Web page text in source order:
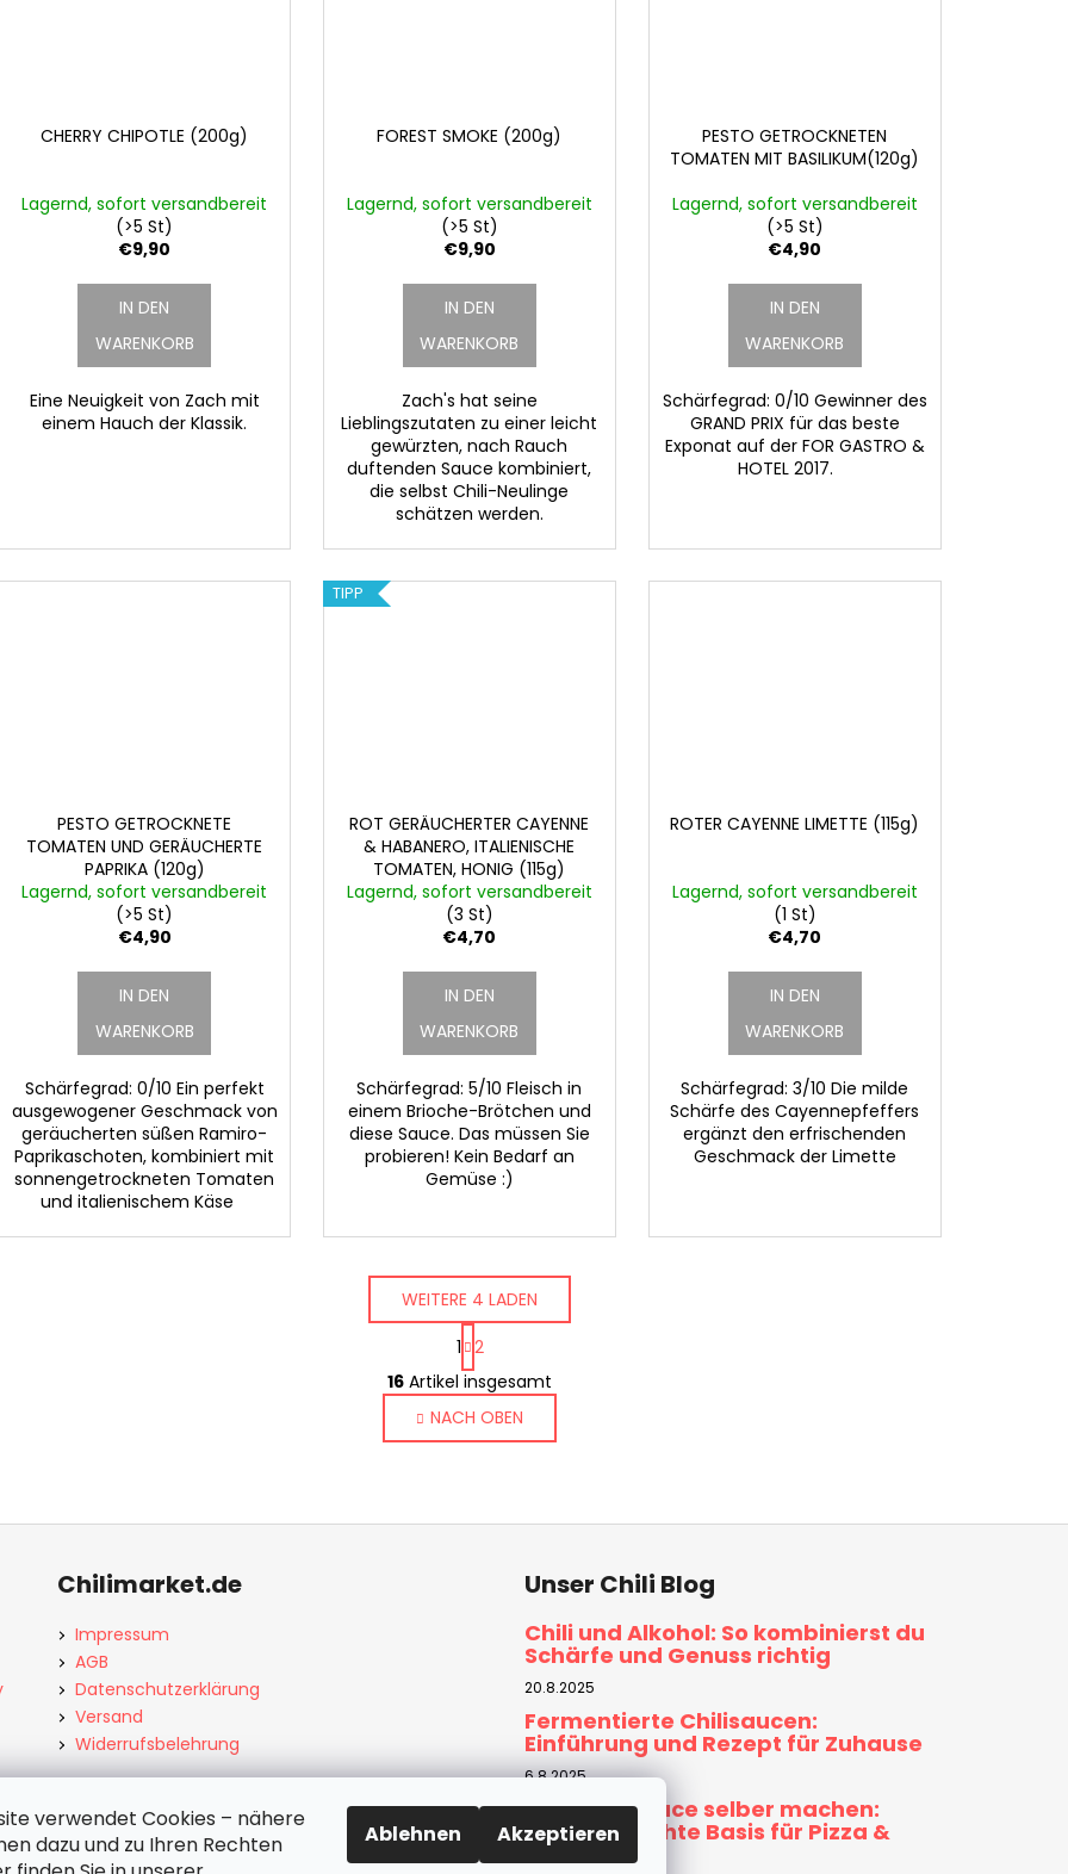
verwendet Cookies – nähere
dazu und zu Ihren Rechten
Ablehnen Akzeptieren
CHERRY CHIPOTLE (200g)
Lagernd, sofort versandbereit
(>5 St)
€9,90
IN DEN
WARENKORB
Eine Neuigkeit von Zach mit
einem Hauch der Klassik.
FOREST SMOKE (200g)
Lagernd, sofort versandbereit
(>5 St)
€9,90
IN DEN
WARENKORB
Zach's hat seine
Lieblingszutaten zu einer leicht
gewürzten, nach Rauch
duftenden Sauce kombiniert,
die selbst Chili-Neulinge
schätzen werden.
PESTO GETROCKNETEN
TOMATEN MIT BASILIKUM(120g)
Lagernd, sofort versandbereit
(>5 St)
€4,90
IN DEN
WARENKORB
Schärfegrad: 0/10 Gewinner des
GRAND PRIX für das beste
Exponat auf der FOR GASTRO &
HOTEL 2017.
PESTO GETROCKNETE
TOMATEN UND GERÄUCHERTE
PAPRIKA (120g)
Lagernd, sofort versandbereit
(>5 St)
€4,90
IN DEN
WARENKORB
Schärfegrad: 0/10 Ein perfekt
ausgewogener Geschmack von
geräucherten süßen Ramiro-
Paprikaschoten, kombiniert mit
sonnengetrockneten Tomaten
und italienischem Käse
TIPP
ROT GERÄUCHERTER CAYENNE
& HABANERO, ITALIENISCHE
TOMATEN, HONIG (115g)
Lagernd, sofort versandbereit
(3 St)
€4,70
IN DEN
WARENKORB
Schärfegrad: 5/10 Fleisch in
einem Brioche-Brötchen und
diese Sauce. Das müssen Sie
probieren! Kein Bedarf an
Gemüse :)
ROTER CAYENNE LIMETTE (115g)
Lagernd, sofort versandbereit
(1 St)
€4,70
IN DEN
WARENKORB
Schärfegrad: 3/10 Die milde
Schärfe des Cayennepfeffers
ergänzt den erfrischenden
Geschmack der Limette
S
t
e
u
e
e
L
WEITERE 4 LADEN
P
a
g
i
n
i
1 2
16 Artikel insgesamt
NACH OBEN
Chilimarket.de
Impressum
AGB
Datenschutzerklärung
Versand
Widerrufsbelehrung
Unser Chili Blog
Chili und Alkohol: So kombinierst du
Schärfe und Genuss richtig
20.8.2025
Fermentierte Chilisaucen:
Einführung und Rezept für Zuhause
6.8.2025
Tomatensauce selber machen:
Hausgemachte Basis für Pizza &
Pasta